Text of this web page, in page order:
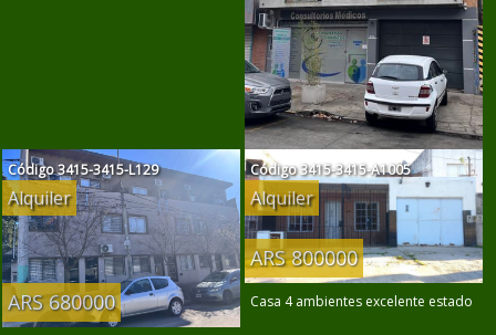
ARS 550000
Departamento 2 ambientes a
estrenar
Código3415-3415-L129
Alquiler
ARS 680000
Código3415-3415-A1005
Alquiler
ARS 800000
Casa 4 ambientes excelente estado